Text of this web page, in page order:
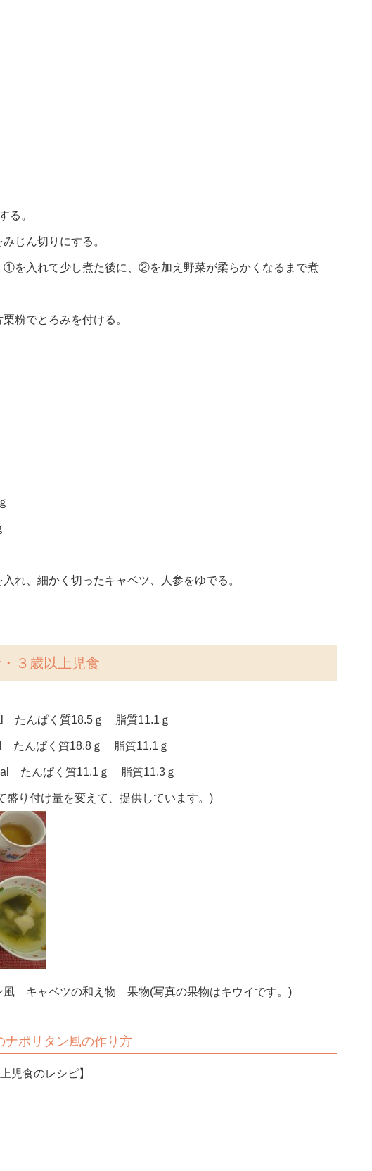
る。
じん切りにする。
を入れて少し煮た後に、②を加え野菜が柔らかくなるまで煮
粉でとろみを付ける。
れ、細かく切ったキャベツ、人参をゆでる。
３歳以上児食
たんぱく質18.5ｇ 脂質11.1ｇ
たんぱく質18.8ｇ 脂質11.1ｇ
たんぱく質11.1ｇ 脂質11.3ｇ
盛り付け量を変えて、提供しています。)
キャベツの和え物 果物(写真の果物はキウイです。)
ポリタン風の作り方
児食のレシピ】